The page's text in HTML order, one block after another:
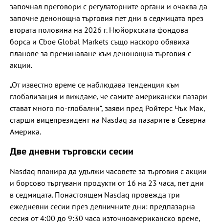
започнал преговори с регулаторните органи и очаква да
започне денонощна търговия пет дни в седмицата през
втората половина на 2026 г. Нюйоркската фондова
борса и Cboe Global Markets също наскоро обявиха
планове за преминаване към денонощна търговия с
акции.
„От известно време се наблюдава тенденция към
глобализация и виждаме, че самите американски пазари
стават много по-глобални“, заяви пред Ройтерс Чък Мак,
старши вицепрезидент на Nasdaq за пазарите в Северна
Америка.
Две дневни търговски сесии
Nasdaq планира да удължи часовете за търговия с акции
и борсово търгувани продукти от 16 на 23 часа, пет дни
в седмицата. Понастоящем Nasdaq провежда три
ежедневни сесии през делничните дни: предпазарна
сесия от 4:00 до 9:30 часа източноамериканско време,